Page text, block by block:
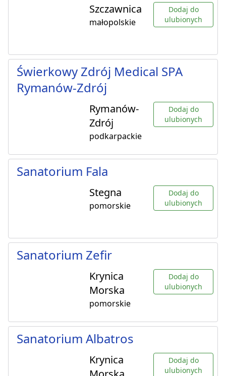
Szczawnica
małopolskie
Dodaj do
ulubionych
Świerkowy Zdrój Medical SPA
Rymanów-Zdrój
Rymanów-
Zdrój
podkarpackie
Dodaj do
ulubionych
Sanatorium Fala
Stegna
pomorskie
Dodaj do
ulubionych
Sanatorium Zefir
Krynica
Morska
pomorskie
Dodaj do
ulubionych
Sanatorium Albatros
Krynica
Dodaj do
ulubionych